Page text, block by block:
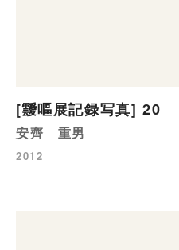
[靉嘔展記録写真] 20
安齊 重男
2012